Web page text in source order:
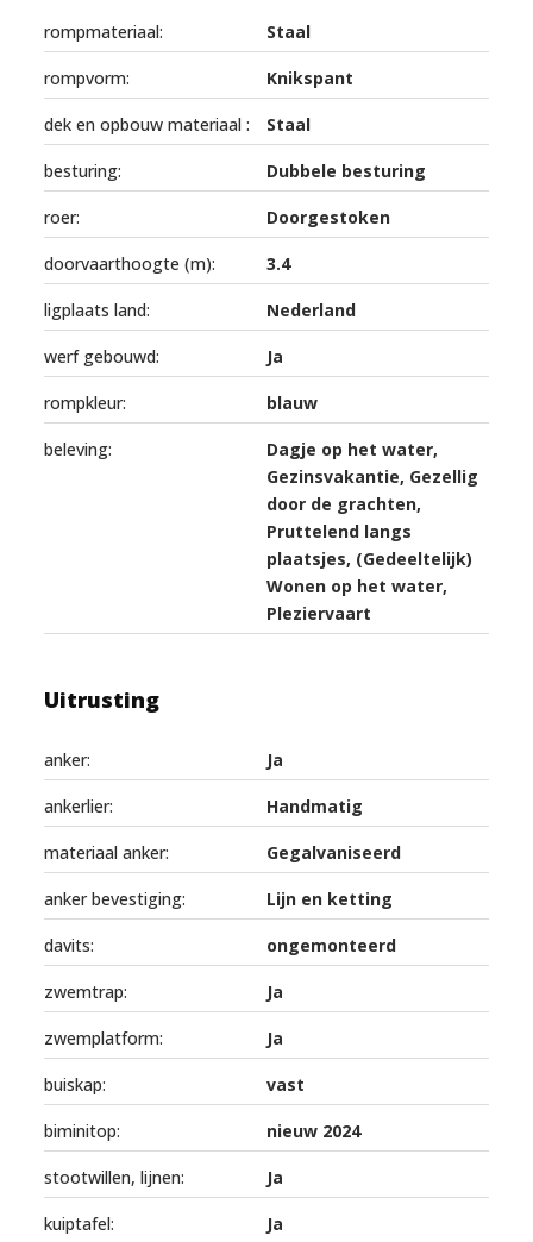
rompmateriaal: Staal
rompvorm: Knikspant
dek en opbouw materiaal : Staal
besturing: Dubbele besturing
roer: Doorgestoken
doorvaarthoogte (m): 3.4
ligplaats land: Nederland
werf gebouwd: Ja
rompkleur: blauw
beleving:
Dagje op het water,
Gezinsvakantie, Gezellig
door de grachten,
Pruttelend langs
plaatsjes, (Gedeeltelijk)
Wonen op het water,
Pleziervaart
Uitrusting
anker: Ja
ankerlier: Handmatig
materiaal anker: Gegalvaniseerd
anker bevestiging: Lijn en ketting
davits: ongemonteerd
zwemtrap: Ja
zwemplatform: Ja
buiskap: vast
biminitop: nieuw 2024
stootwillen, lijnen: Ja
kuiptafel: Ja